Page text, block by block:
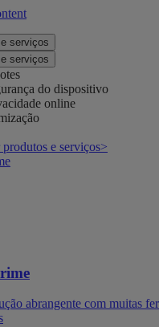
serviços
serviços
do dispositivo
online
e serviços>
abrangente com muitas